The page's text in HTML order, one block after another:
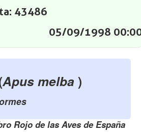
05/09/1998
Apus melba )
Rojo de las Aves de España